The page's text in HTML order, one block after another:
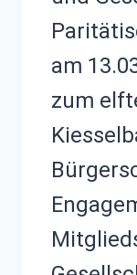
am
zum